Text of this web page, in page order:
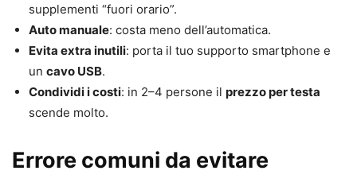
supplementi “fuori orario”.
Auto manuale: costa meno dell’automatica.
Evita extra inutili: porta il tuo supporto smartphone e
un cavo USB.
Condividi i costi: in 2–4 persone il prezzo per testa
scende molto.
Errore comuni da evitare